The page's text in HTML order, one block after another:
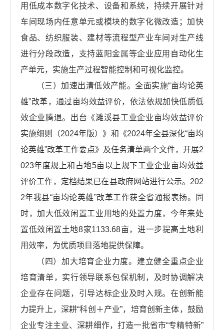
用低成本数字化技术、设备和系统，持续开展针对
车间现场内任意单元或模块的数字化微改造；加快
食品、纺织服装、建材等流程型产业车间对生产线
进行分段改造，支持蓝阳金属等企业应用自动化生
产单元，实施生产过程智能控制和可视化监控。
（三）加速出清低效产能。全面实施“亩均论英
雄”改革，通过亩均效益评价，依法依规加快低质低
效企业腾退。出台《濉溪县工业企业亩均效益评价
实施细则（2024年版）》和《2024年全县深化“亩均
论英雄”改革工作要点》及任务清单两个文件，开展2
023年度规上和占地5亩以上规下工业企业亩均效益
评价工作，定档结果已在县政府网站进行公示。202
2年我县“亩均论英雄”改革工作获全省通报表扬。同
时，加大低效闲置工业用地的处置力度，今年来处
置低效闲置土地8家1133.68亩，进一步提高土地利
用效率，为优质项目落地提供保障。
（四）加大培育企业力度。建立健全重点企业
培育清单，实行领导联系包保机制，及时协调解决
企业存在问题，引导达标企业及时入规。在创新能
力提升上，深耕“科创＋产业”，培育创新主体，鼓励
企业专注主业、深耕细作，打造一批省市“专精特新”